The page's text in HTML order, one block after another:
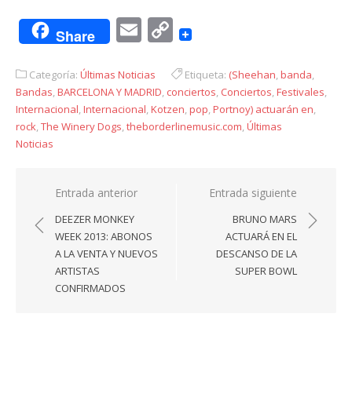
Share EmailCopy
Categoría: Últimas Noticias Etiqueta: (Sheehan,banda,
Bandas,BARCELONA Y MADRID, conciertos, Conciertos,Festivales,
Internacional,Internacional,Kotzen,pop,Portnoy) actuarán en,
rock,The Winery Dogs,theborderlinemusic.com,Últimas
Noticias
Navegación
de
entradas
Entrada anterior
DEEZER MONKEY
WEEK 2013: ABONOS
A LA VENTA Y NUEVOS
ARTISTAS
CONFIRMADOS
Entrada siguiente
BRUNO MARS
ACTUARÁ EN EL
DESCANSO DE LA
SUPER BOWL